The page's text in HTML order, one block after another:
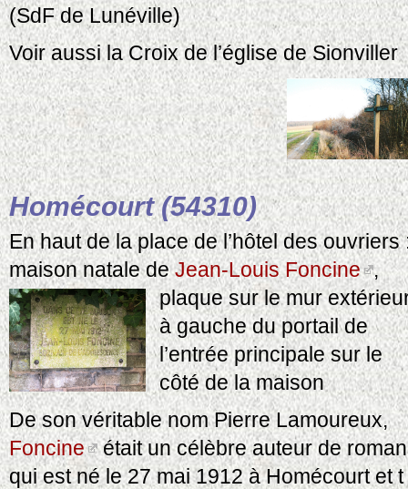
(SdF de Lunéville)
Voir aussi la Croix de l’église de Sionviller
Homécourt (54310)
En haut de la place de l’hôtel des ouvriers
maison natale deJean-Louis Foncine ,
plaque sur le mur
à gauche du portail de
l’entrée principale sur le
côté de la maison
De son véritable nom Pierre Lamoureux,
Foncine était un célèbre auteur de
qui est né le 27 mai 1912 à Homécourt et